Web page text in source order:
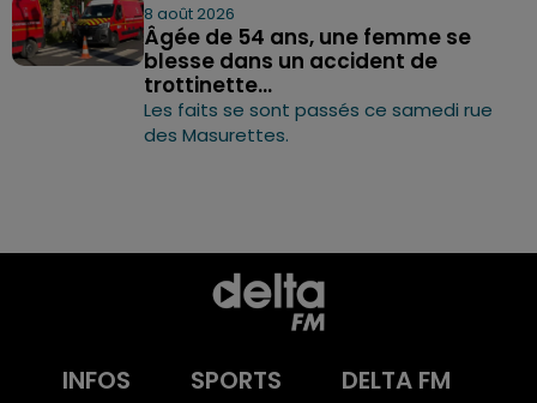
8 août 2026
Âgée de 54 ans, une femme se
blesse dans un accident de
trottinette...
Les faits se sont passés ce samedi rue
des Masurettes.
INFOS SPORTS
DELTA FM